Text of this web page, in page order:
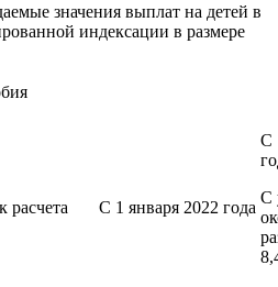
значения выплат на детей в
индексации в размере
расчета С 1 января 2022 года
С
С